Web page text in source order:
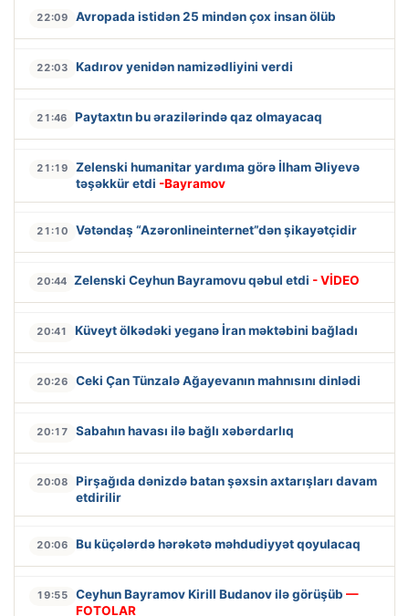
22:09 Avropada istidən 25 mindən çox insan ölüb
22:03 Kadırov yenidən namizədliyini verdi
21:46 Paytaxtın bu ərazilərində qaz olmayacaq
21:19
Zelenski humanitar yardıma görə İlham Əliyevə
təşəkkür etdi -Bayramov
21:10 Vətəndaş “Azəronlineinternet”dən şikayətçidir
20:44 Zelenski Ceyhun Bayramovu qəbul etdi - VİDEO
20:41 Küveyt ölkədəki yeganə İran məktəbini bağladı
20:26 Ceki Çan Tünzalə Ağayevanın mahnısını dinlədi
20:17 Sabahın havası ilə bağlı xəbərdarlıq
20:08
Pirşağıda dənizdə batan şəxsin axtarışları davam
etdirilir
20:06 Bu küçələrdə hərəkətə məhdudiyyət qoyulacaq
19:55 Ceyhun Bayramov Kirill Budanov ilə görüşüb —
FOTOLAR